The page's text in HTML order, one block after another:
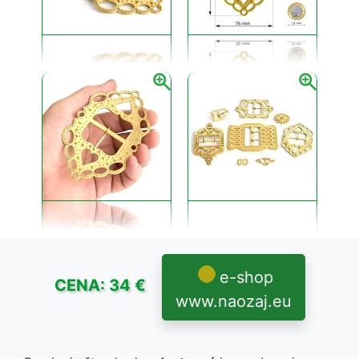
filigránové. Zdá sa, že najstaršie z nich, z konca 18. a z
19. storočia, bývali väčšinou odlievané.
Tak na Myjave a na okolí sú všetky skutočne staré
dvojdielne spony, „plechy" a ploché gombičky
odlievané, reliéfne zdobené rozvilinovými ornamentmi,
prelamované a jemne cizelované. Na konci 19. a v 20.
storočí zlatníci šperky tohto druhu neodlievali, ale
lisovali a lacnejšie z nich už necizelovali. Guľovité,
polguľovité a vretenovité strieborné gombičky na
ľudové kroje sa oddávna tepali a ozdobovali
priletovanými tordovanými drôtikmi a ružicami.
Filigrán - zlatnícka technika.
Zlatníci takisto veľmi jemne tepali niektoré pracky a
spony, mimoriadne náročné dopĺňali farebnými
kameňmi a filigránom. Takéto výrobky však len
stará zlatnícka technika, ktorá už v ranom stredoveku
Na odeve vyšších spoločenských vrstiev boli jemné
filigránové šperky obľúbené už cez celé 18. a zrejme aj
v 17. storočí, keď ľudové vrstvy nemohli na kroji nosiť
CENA: 34 €
e-shop
www.naozaj.eu